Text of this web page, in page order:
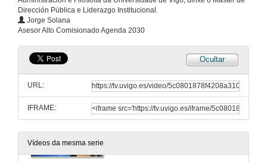
Dirección Pública e Liderazgo Institucional.
Jorge Solana
Asesor Alto Comisionado Agenda 2030
Ocultar
URL:
IFRAME:
Vídeos da mesma serie
Solidaridade Internacional de Galicia
20 de nov. de 2018
Rolda de preguntas. O papel das ONGD na estratexia da cooperación universitaria
20 de nov. de 2018
Presentación de Jorge Solana